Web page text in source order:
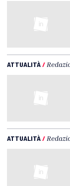
ATTUALITÀ/
ATTUALITÀ/